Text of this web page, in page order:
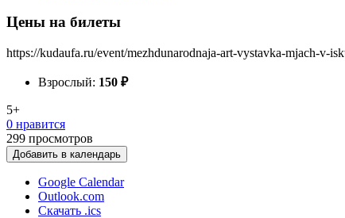
Цены на билеты
https://kudaufa.ru/event/mezhdunarodnaja-art-vystavka-mjach-v-
Взрослый: 150 ₽
5+
0 нравится
299 просмотров
Добавить в календарь
Google Calendar
Outlook.com
Скачать .ics